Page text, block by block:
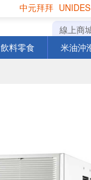
中元拜拜
巧克力 罐頭
線上商
飲料零食 米油沖